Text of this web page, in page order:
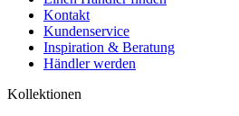
Kontakt
Kundenservice
Inspiration & Beratung
Händler werden
Kollektionen